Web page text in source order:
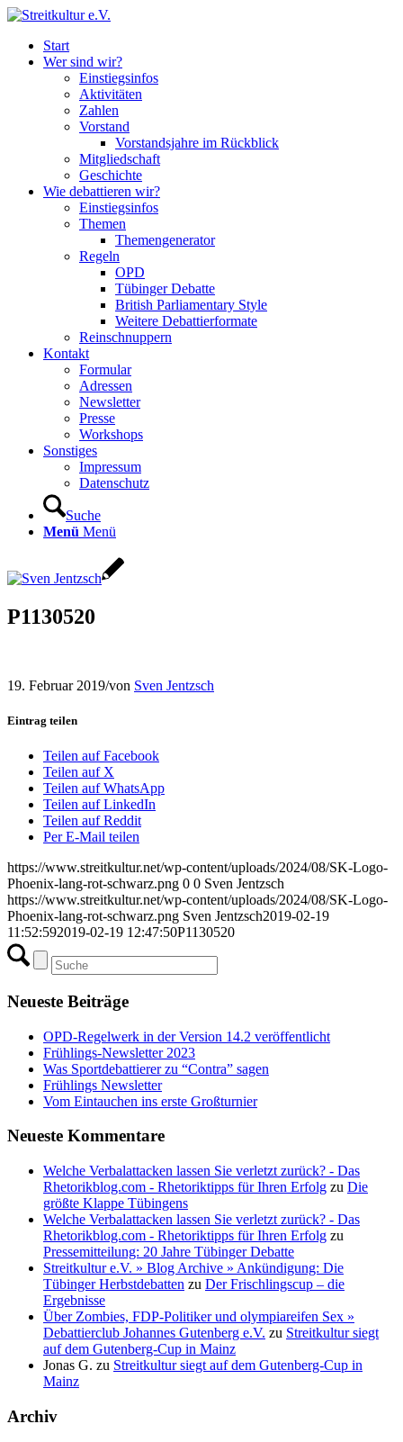
Start
Wer sind wir?
Einstiegsinfos
Aktivitäten
Zahlen
Vorstand
Vorstandsjahre im Rückblick
Mitgliedschaft
Geschichte
Wie debattieren wir?
Einstiegsinfos
Themen
Themengenerator
Regeln
OPD
Tübinger Debatte
British Parliamentary Style
Weitere Debattierformate
Reinschnuppern
Kontakt
Formular
Adressen
Newsletter
Presse
Workshops
Sonstiges
Impressum
Datenschutz
Suche
Menü Menü
P1130520
19. Februar 2019/von Sven Jentzsch
Eintrag teilen
Teilen auf Facebook
Teilen auf X
Teilen auf WhatsApp
Teilen auf LinkedIn
Teilen auf Reddit
Per E-Mail teilen
https://www.streitkultur.net/wp-content/uploads/2024/08/SK-Logo-
Phoenix-lang-rot-schwarz.png 0 0 Sven Jentzsch
https://www.streitkultur.net/wp-content/uploads/2024/08/SK-Logo-
Phoenix-lang-rot-schwarz.png Sven Jentzsch2019-02-19
11:52:592019-02-19 12:47:50P1130520
Neueste Beiträge
OPD-Regelwerk in der Version 14.2 veröffentlicht
Frühlings-Newsletter 2023
Was Sportdebattierer zu “Contra” sagen
Frühlings Newsletter
Vom Eintauchen ins erste Großturnier
Neueste Kommentare
Welche Verbalattacken lassen Sie verletzt zurück? - Das
Rhetorikblog.com - Rhetoriktipps für Ihren Erfolg zu Die
größte Klappe Tübingens
Welche Verbalattacken lassen Sie verletzt zurück? - Das
Rhetorikblog.com - Rhetoriktipps für Ihren Erfolg zu
Pressemitteilung: 20 Jahre Tübinger Debatte
Streitkultur e.V. » Blog Archive » Ankündigung: Die
Tübinger Herbstdebatten zu Der Frischlingscup – die
Ergebnisse
Über Zombies, FDP-Politiker und olympiareifen Sex »
Debattierclub Johannes Gutenberg e.V. zu Streitkultur siegt
auf dem Gutenberg-Cup in Mainz
Jonas G. zu Streitkultur siegt auf dem Gutenberg-Cup in
Mainz
Archiv